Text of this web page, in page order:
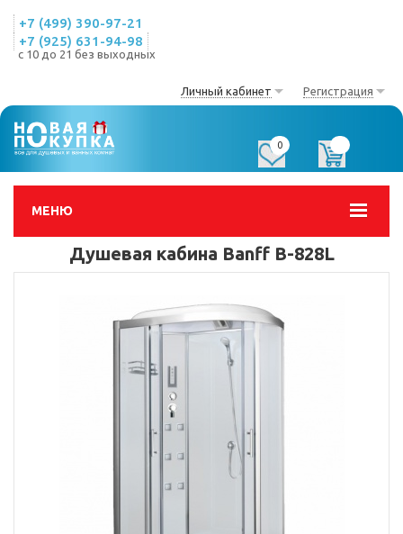
+7 (499) 390-97-21
+7 (925) 631-94-98
с 10 до 21 без выходных
Личный кабинет Регистрация
МЕНЮ
0
Душевая кабина Banff B-828L